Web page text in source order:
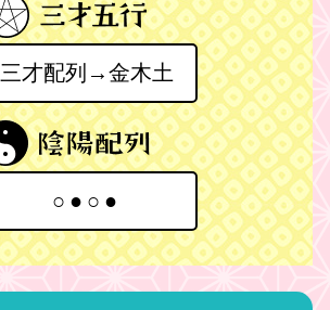
三才配列→金木土
○●○●